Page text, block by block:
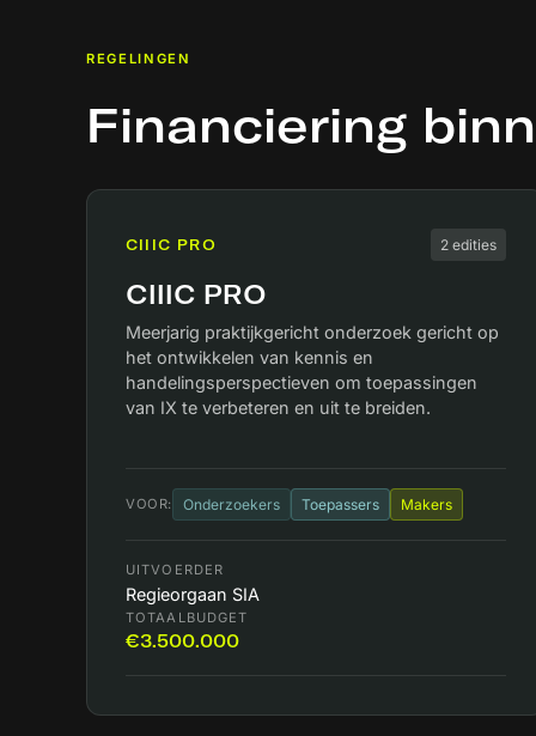
REGELINGEN
Financiering
CIIIC PRO 2 edities
CIIIC PRO
Meerjarig praktijkgericht onderzoek gericht op
het ontwikkelen van kennis en
handelingsperspectieven om toepassingen
van IX te verbeteren en uit te breiden.
VOOR: Onderzoekers Toepassers Makers
UITVOERDER
Regieorgaan SIA
TOTAALBUDGET
€3.500.000